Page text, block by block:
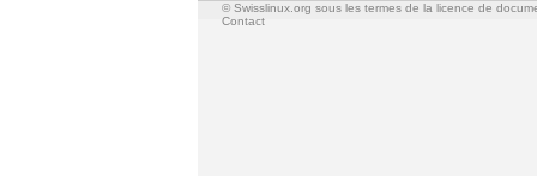
© Swisslinux.org sous les termes de la licence de
Contact